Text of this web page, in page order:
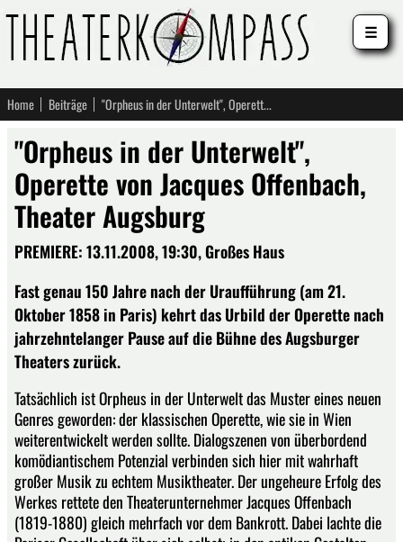
Home Beiträge "Orpheus in der Unterwelt", Operette von Jacques Offenbach, Theater Augsburg
"Orpheus in der Unterwelt",
Operette von Jacques Offenbach,
Theater Augsburg
PREMIERE: 13.11.2008, 19:30, Großes Haus
Fast genau 150 Jahre nach der Uraufführung (am 21.
Oktober 1858 in Paris) kehrt das Urbild der Operette nach
jahrzehntelanger Pause auf die Bühne des Augsburger
Theaters zurück.
Tatsächlich ist Orpheus in der Unterwelt das Muster eines neuen
Genres geworden: der klassischen Operette, wie sie in Wien
weiterentwickelt werden sollte. Dialogszenen von überbordend
komödiantischem Potenzial verbinden sich hier mit wahrhaft
großer Musik zu echtem Musiktheater. Der ungeheure Erfolg des
Werkes rettete den Theaterunternehmer Jacques Offenbach
(1819-1880) gleich mehrfach vor dem Bankrott. Dabei lachte die
☰